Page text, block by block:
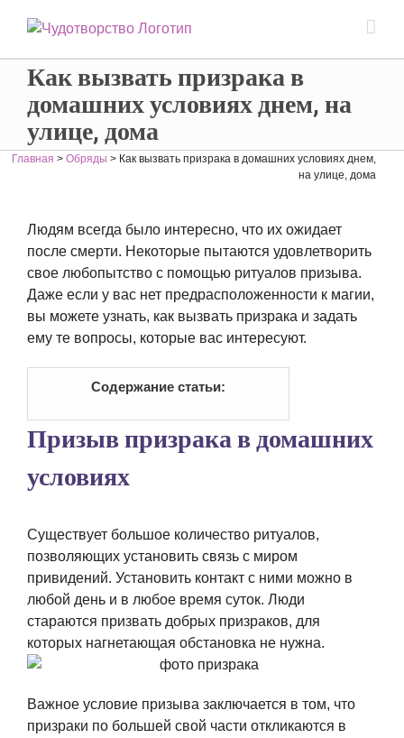
Как вызвать призрака в
домашних условиях днем, на
улице, дома
Главная > Обряды > Как вызвать призрака в домашних условиях днем,
на улице, дома
Людям всегда было интересно, что их ожидает
после смерти. Некоторые пытаются удовлетворить
свое любопытство с помощью ритуалов призыва.
Даже если у вас нет предрасположенности к магии,
вы можете узнать, как вызвать призрака и задать
ему те вопросы, которые вас интересуют.
Содержание статьи:
Призыв призрака в домашних
условиях
Существует большое количество ритуалов,
позволяющих установить связь с миром
привидений. Установить контакт с ними можно в
любой день и в любое время суток. Люди
стараются призвать добрых призраков, для
которых нагнетающая обстановка не нужна.
Важное условие призыва заключается в том, что
призраки по большей свой части откликаются в